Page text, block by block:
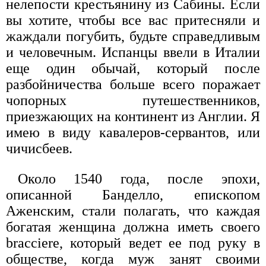
нелепости крестьянину из Сабины. Если
вы хотите, чтобы все вас притесняли и
жаждали погубить, будьте справедливым
и человечным. Испанцы ввели в Италии
еще один обычай, который после
разбойничества больше всего поражает
чопорных путешественников,
приезжающих на континент из Англии. Я
имею в виду кавалеров-сервантов, или
чичисбеев.
Около 1540 года, после эпохи,
описанной Банделло, епископом
Аженским, стали полагать, что каждая
богатая женщина должна иметь своего
bracciere, который ведет ее под руку в
обществе, когда муж занят своими